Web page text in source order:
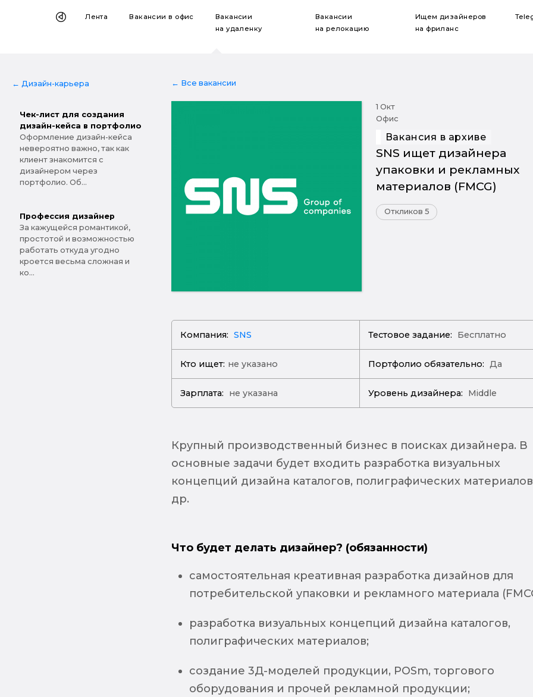
Лента Вакансиив офис
Вакансии
на удаленку
Вакансии
на релокацию
Ищем дизайнеров
на фриланс
← Дизайн-карьера
Чек-лист для создания
дизайн-кейса в портфолио
Оформление дизайн-кейса
невероятно важно, так как
клиент знакомится с
дизайнером через
портфолио. Об...
Профессия дизайнер
За кажущейся романтикой,
простотой и возможностью
работать откуда угодно
кроется весьма сложная и
ко...
← Все вакансии
1 Окт
Офис
Вакансия в архиве
SNS ищет дизайнера
упаковки и рекламных
материалов (FMCG)
Откликов 5
Компания: SNS Тестовое задание: Бесплатно
Кто ищет: не указано Портфолио обязательно: Да
Зарплата: не указана Уровень дизайнера: Middle
Крупный производственный бизнес в поисках дизайнера. В
основные задачи будет входить разработка визуальных
концепций дизайна каталогов, полиграфических
др.
Что будет делать дизайнер? (обязанности)
самостоятельная креативная разработка дизайнов для
потребительской упаковки и рекламного материала
разработка визуальных концепций дизайна каталогов,
полиграфических материалов;
создание 3Д-моделей продукции, POSm, торгового
оборудования и прочей рекламной продукции;